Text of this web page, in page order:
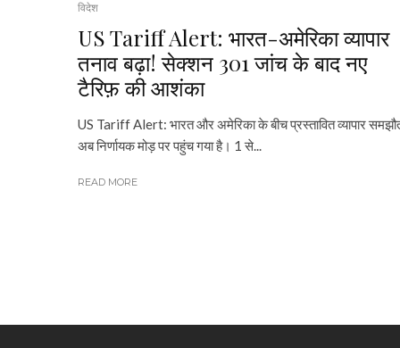
विदेश
US Tariff Alert: भारत-अमेरिका व्यापार
तनाव बढ़ा! सेक्शन 301 जांच के बाद नए
टैरिफ़ की आशंका
US Tariff Alert: भारत और अमेरिका के बीच प्रस्तावित व्यापार
अब निर्णायक मोड़ पर पहुंच गया है। 1 से...
READ MORE